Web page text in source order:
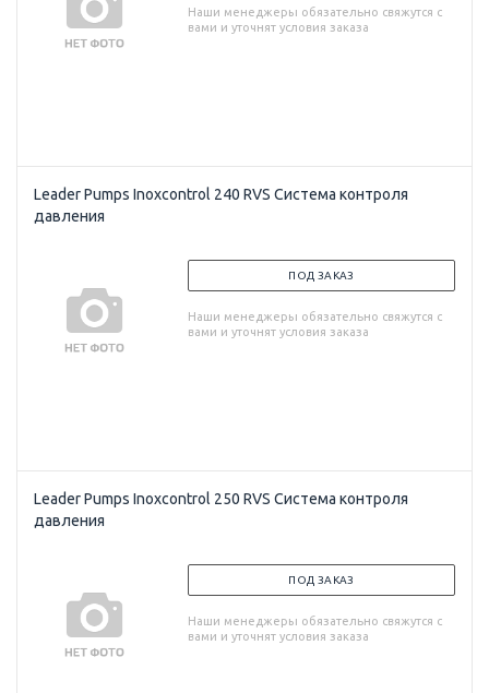
Наши менеджеры обязательно свяжутся с
вами и уточнят условия заказа
Leader Pumps Inoxcontrol 240 RVS Система контроля
давления
ПОД ЗАКАЗ
Наши менеджеры обязательно свяжутся с
вами и уточнят условия заказа
Leader Pumps Inoxcontrol 250 RVS Система контроля
давления
ПОД ЗАКАЗ
Наши менеджеры обязательно свяжутся с
вами и уточнят условия заказа